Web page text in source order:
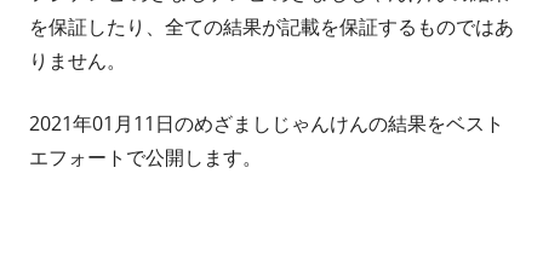
を保証したり、全ての結果が記載を保証するものではあ
りません。
2021年01月11日のめざましじゃんけんの結果をベスト
エフォートで公開します。